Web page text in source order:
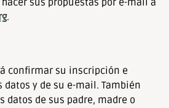
sus propuestas por e-mail a
.
confirmar su inscripción e
y de su e-mail. También
datos de sus padre, madre o